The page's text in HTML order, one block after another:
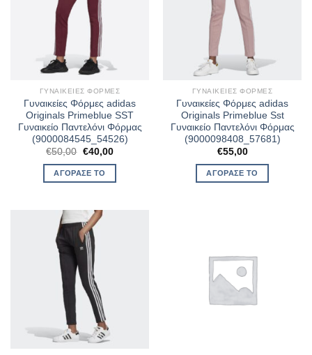
ΓΥΝΑΙΚΕΊΕΣ ΦΌΡΜΕΣ
Γυναικείες Φόρμες adidas
Originals Primeblue SST
Γυναικείο Παντελόνι Φόρμας
(9000084545_54526)
€50,00 Original
was:
€50,00.
€40,00Η
ΑΓΌΡΑΣΈ ΤΟ
ΓΥΝΑΙΚΕΊΕΣ ΦΌΡΜΕΣ
Γυναικείες Φόρμες adidas
Originals Primeblue Sst
Γυναικείο Παντελόνι Φόρμας
(9000098408_57681)
€55,00
ΑΓΌΡΑΣΈ ΤΟ